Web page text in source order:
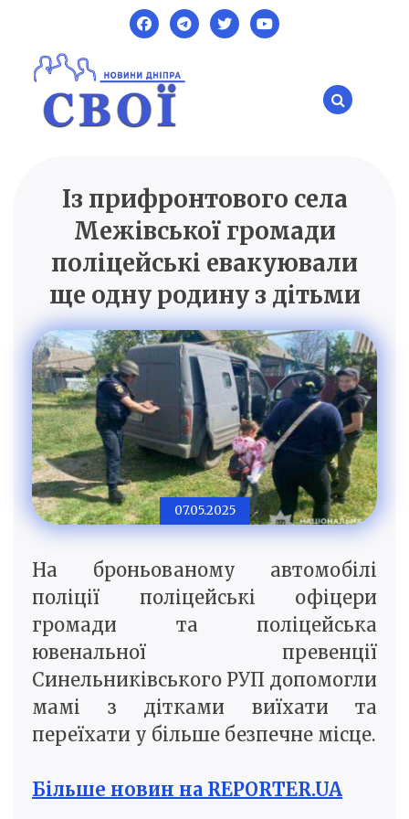
content
SVOI.DP.UA
Новини Дніпра
Із прифронтового села
Межівської громади
поліцейські евакуювали
ще одну родину з дітьми
07.05.2025
На броньованому автомобілі
поліції поліцейські офіцери
громади та поліцейська
ювенальної превенції
Синельниківського РУП допомогли
мамі з дітками виїхати та
переїхати у більше безпечне місце.
Більше новин на REPORTER.UA